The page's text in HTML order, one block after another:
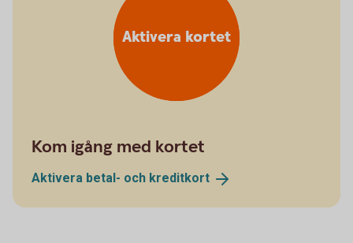
Aktivera kortet
Kom igång med kortet
Aktivera betal- och kreditkort